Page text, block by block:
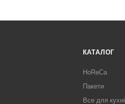
КАТАЛОГ
HoReCa
Пакети
Все для кухні